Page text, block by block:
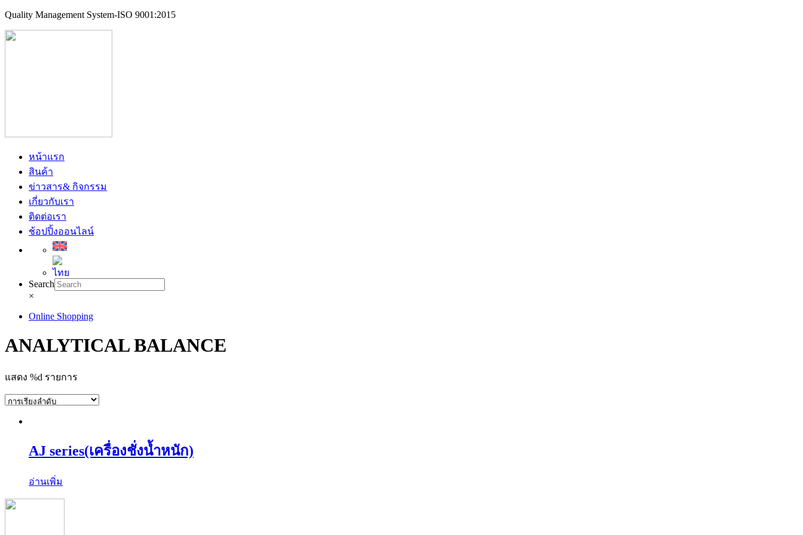
Quality Management System-ISO 9001:2015
หน้าแรก
สินค้า
ข่าวสาร& กิจกรรม
เกี่ยวกับเรา
ติดต่อเรา
ช้อปปิ้งออนไลน์
Search
×
Online Shopping
ANALYTICAL BALANCE
แสดง %d รายการ
AJ series(เครื่องชั่งน้ำหนัก)
อ่านเพิ่ม